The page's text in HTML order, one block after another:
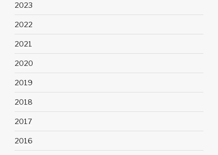
2023
2022
2021
2020
2019
2018
2017
2016